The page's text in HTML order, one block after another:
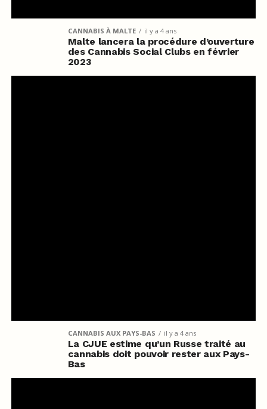
CANNABIS À MALTE il y a 4 ans
Malte lancera la procédure d’ouverture
des Cannabis Social Clubs en février
2023
CANNABIS AUX PAYS-BAS il y a 4 ans
La CJUE estime qu’un Russe traité au
cannabis doit pouvoir rester aux Pays-
Bas